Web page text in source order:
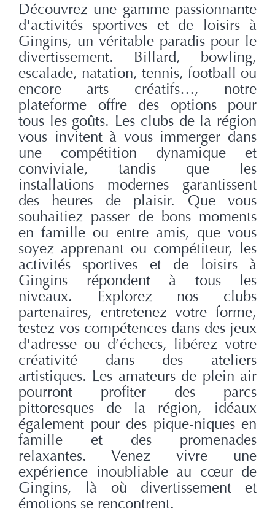
Découvrez une gamme passionnante
d'activités sportives et de loisirs à
Gingins, un véritable paradis pour le
divertissement. Billard, bowling,
escalade, natation, tennis, football ou
encore arts créatifs…, notre
plateforme offre des options pour
tous les goûts. Les clubs de la région
vous invitent à vous immerger dans
une compétition dynamique et
conviviale, tandis que les
installations modernes garantissent
des heures de plaisir. Que vous
souhaitiez passer de bons moments
en famille ou entre amis, que vous
soyez apprenant ou compétiteur, les
activités sportives et de loisirs à
Gingins répondent à tous les
niveaux. Explorez nos clubs
partenaires, entretenez votre forme,
testez vos compétences dans des jeux
d'adresse ou d’échecs, libérez votre
créativité dans des ateliers
artistiques. Les amateurs de plein air
pourront profiter des parcs
pittoresques de la région, idéaux
également pour des pique-niques en
famille et des promenades
relaxantes. Venez vivre une
expérience inoubliable au cœur de
Gingins, là où divertissement et
émotions se rencontrent.